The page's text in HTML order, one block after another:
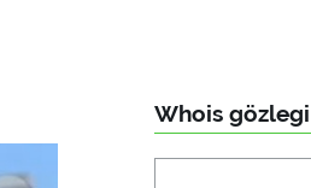
Whois gözlegi